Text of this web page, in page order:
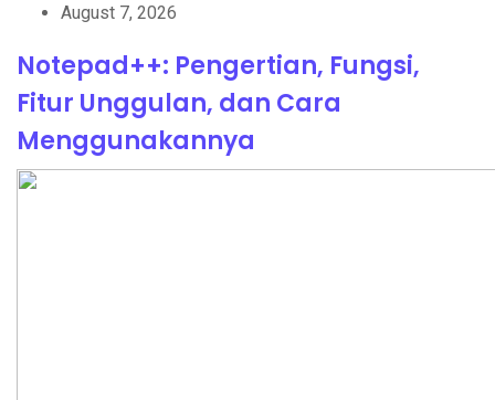
August 7, 2026
Notepad++: Pengertian, Fungsi,
Fitur Unggulan, dan Cara
Menggunakannya